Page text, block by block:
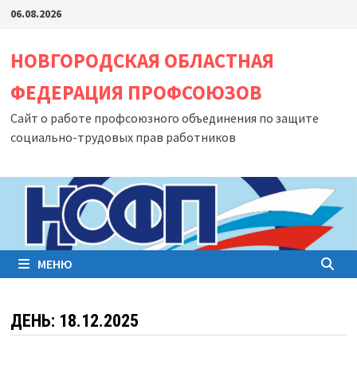
Перейти
содержимому
06.08.2026
НОВГОРОДСКАЯ ОБЛАСТНАЯ
ФЕДЕРАЦИЯ ПРОФСОЮЗОВ
Сайт о работе профсоюзного объединения по защите
социально-трудовых прав работников
МЕНЮ
ДЕНЬ: 18.12.2025